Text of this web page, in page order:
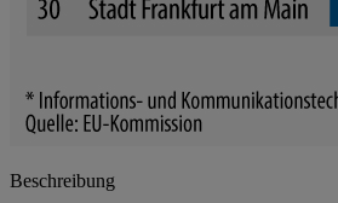
Beschreibung